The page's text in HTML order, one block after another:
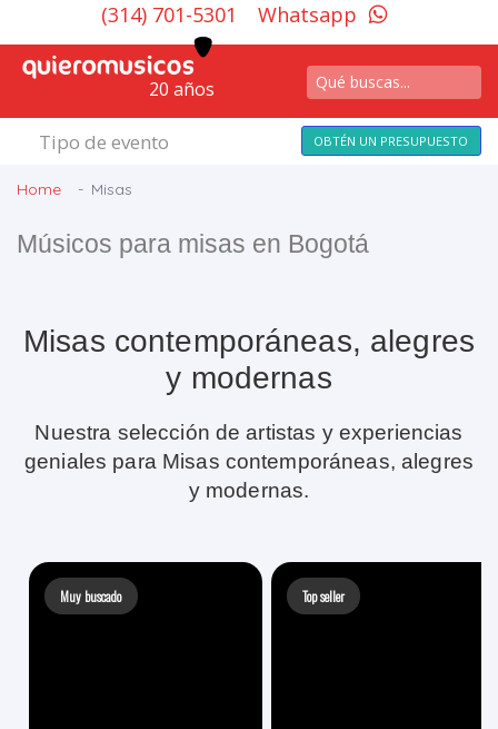
(314) 701-5301 Whatsapp
20 años
Tipo de evento OBTÉN UN PRESUPUESTO
Home Misas
Músicos para misas en Bogotá
Misas contemporáneas, alegres
y modernas
Nuestra selección de artistas y experiencias
geniales para Misas contemporáneas, alegres
y modernas.
Muy buscado Top seller